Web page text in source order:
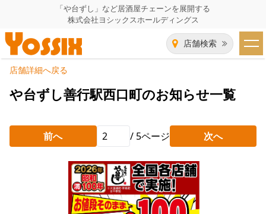
「や台ずし」など居酒屋チェーンを展開する
株式会社ヨシックスホールディングス
店舗検索
HOME
企業情報トップ
代表者あいさつ
グループ会社
事業一覧
飲食事業紹介
飲食事業紹介トップ
IR（株主・投資家）情報
店舗詳細へ戻る
や台ずし善行駅西口町のお知らせ一覧
前へ / 5ページ 次へ